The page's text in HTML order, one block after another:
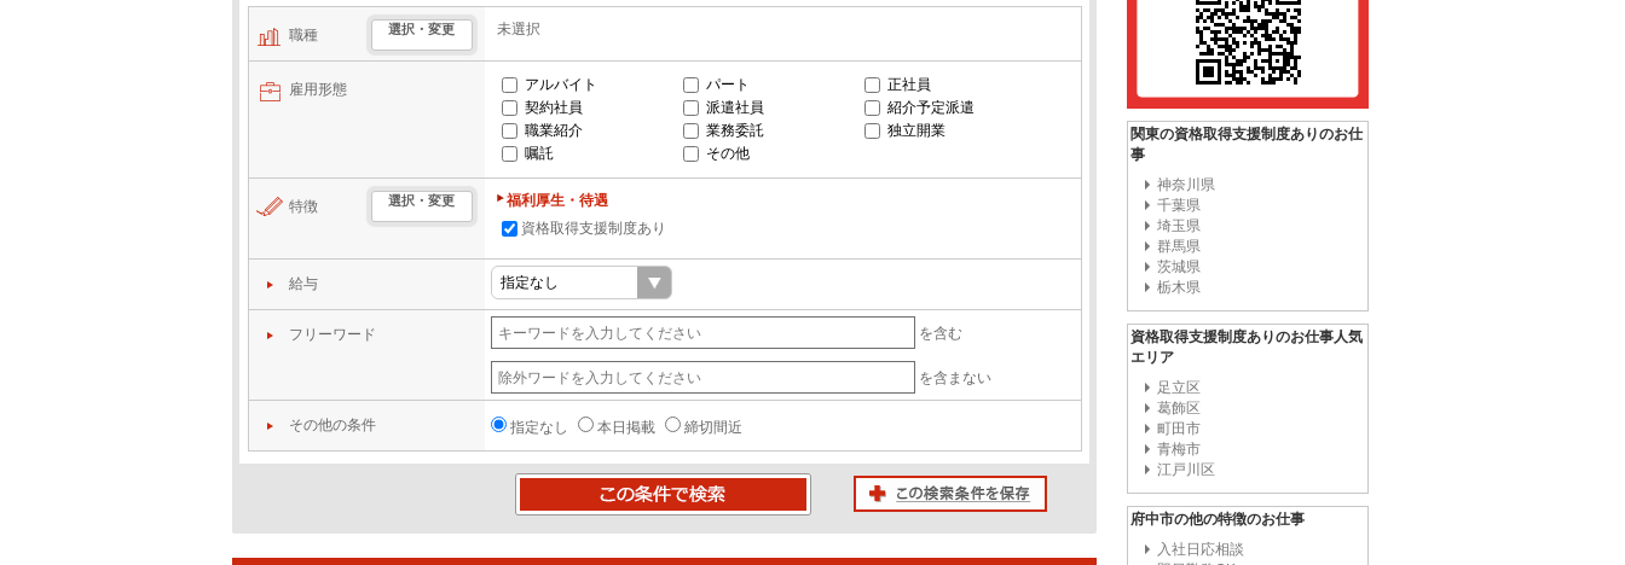
職種 選択・変更 未選択
雇用形態 アルバイト パート
正社員
契約社員
派遣社員
紹介予定派遣
職業紹介
業務委託
独立開業
嘱託
その他
特徴 選択・変更
福利厚生・待遇
資格取得支援制度あり
給与
フリーワード を含む
を含まない
その他の条件 指定なし 本日掲載 締切間近
関東の資格取得支援制度ありのお仕
事
神奈川県
千葉県
埼玉県
群馬県
茨城県
栃木県
資格取得支援制度ありのお仕事人気
エリア
足立区
葛飾区
町田市
青梅市
江戸川区
府中市の他の特徴のお仕事
入社日応相談